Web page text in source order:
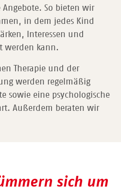
So bieten wir
in dem jedes Kind
Interessen und
werden kann.
Therapie und der
werden regelmäßig
sowie eine psychologische
Außerdem beraten wir
sich um